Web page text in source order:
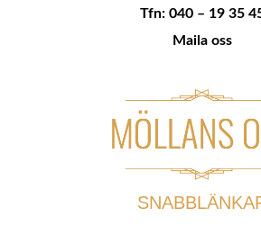
Tfn: 040 – 19 35
Maila oss